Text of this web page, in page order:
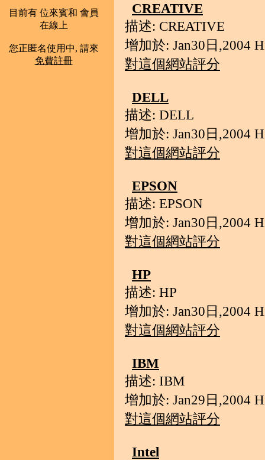
目前有 位來賓和 會員
在線上
您正匿名使用中, 請來
免費註冊
CREATIVE
描述: CREATIVE
增加於: Jan30日,2004
對這個網站評分
DELL
描述: DELL
增加於: Jan30日,2004
對這個網站評分
EPSON
描述: EPSON
增加於: Jan30日,2004
對這個網站評分
HP
描述: HP
增加於: Jan30日,2004
對這個網站評分
IBM
描述: IBM
增加於: Jan29日,2004
對這個網站評分
Intel